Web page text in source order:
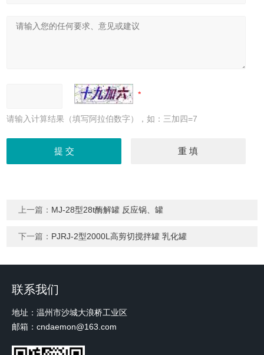
请输入计算结果（填写阿拉伯数字），如：三加四=7
上一篇： MJ-28型28t酶解罐 反应锅、罐
下一篇： PJRJ-2型2000L高剪切搅拌罐 乳化罐
联系我们
地址：温州市沙城大浪桥工业区
邮箱：cndaemon@163.com